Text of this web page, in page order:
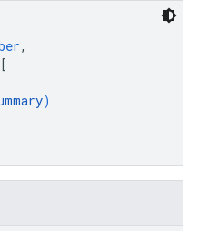
,
[
)